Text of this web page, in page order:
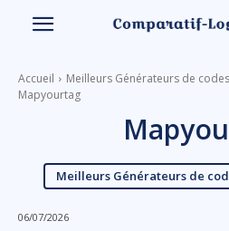
Accueil
Meilleurs Générateurs de
Mapyourtag
Meilleurs Générateurs de
06/07/2026